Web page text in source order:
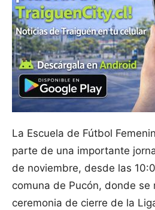
La Escuela de Fútbol
parte de una importante
de noviembre, desde las
comuna de Pucón, donde se
ceremonia de cierre de la